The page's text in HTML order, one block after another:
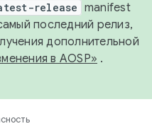
release manifest
последний релиз,
дополнительной
в AOSP» .